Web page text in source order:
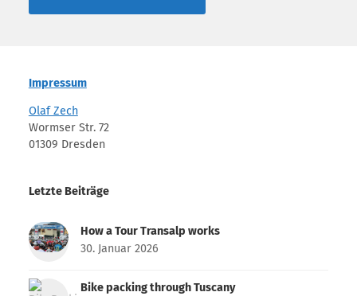
Impressum
Olaf Zech
Wormser Str. 72
01309 Dresden
Letzte Beiträge
How a Tour Transalp works
30. Januar 2026
Bike packing through Tuscany